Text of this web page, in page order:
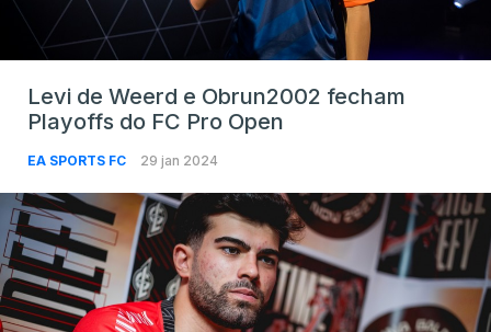
Levi de Weerd e Obrun2002 fecham
Playoffs do FC Pro Open
EA SPORTS FC 29 jan 2024